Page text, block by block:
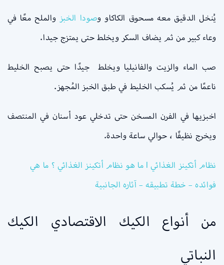
يُنخل الدقيق معه مسحوق الكاكاو وصودا الخبز والملح معًا في
وعاء كبير من ثم يضاف السكر ويخلط حتى يمتزج جيدا.
صب الماء والزيت والفانيليا ويخلط جيدًا حتى يصبح الخليط
ناعمًا من ثم يُسكب الخليط في طبق الخبز المُجهز.
اخبزيها في الفرن المسخن حتى تدخلي عود أسنان في المنتصف
ويخرج نظيفًا ، حوالي ساعة واحدة.
نظام أتكينز الغذائي l ما هو نظام أتكينز الغذائي ؟ ما هي
فوائده – خطة تطبيقه – آثاره الجانبية
من أنواع الكيك الاقتصادي الكيك
النباتي